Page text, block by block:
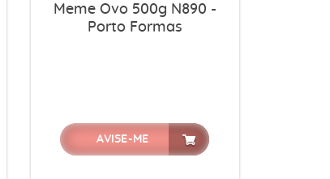
Meme Ovo 500g N890 -
Porto Formas
AVISE-ME